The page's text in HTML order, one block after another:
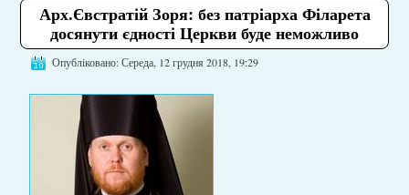
Арх.Євстратій Зоря: без патріарха Філарета
досянути єдності Церкви буде неможливо
Опубліковано: Середа, 12 грудня 2018, 19:29